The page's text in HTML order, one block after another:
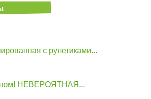
с рулетиками...
НЕВЕРОЯТНАЯ...